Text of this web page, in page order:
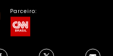
Parceiro: